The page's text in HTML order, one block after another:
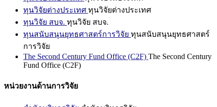
ทุนวิจัยต่างประเทศ ทุนวิจัยต่างประเทศ
ทุนวิจัย สบจ. ทุนวิจัย สบจ.
ทุนสนับสนุนยุทธศาสตร์การวิจัย ทุนสนับสนุนยุทธศาสตร์
การวิจัย
The Second Century Fund Office (C2F) The Second Century
Fund Office (C2F)
หน่วยงานด้านการวิจัย